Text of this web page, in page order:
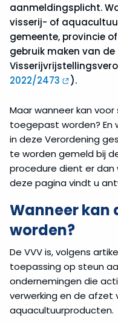
Algemene
Groepsvrijstellings­
verordening
(AGVV)
(LVV)
Visserijvrijstellings­
verordening
(VVV)
Groepsvrijstellings­
verordening
Vervoer
(TBER)
Tijdelijk
staatssteunkader
in
verband
aanmeldingsplicht.
visserij- of
gemeente, provincie
gebruik maken van de
2022/2473
).
Maar wanneer kan
toegepast worden? En
in deze Verordening
te worden gemeld bij
procedure dient er dan
deze pagina vindt u
Wanneer kan
worden?
De VVV is, volgens
toepassing op steun
ondernemingen die
verwerking en de afzet
aquacultuurproducten.